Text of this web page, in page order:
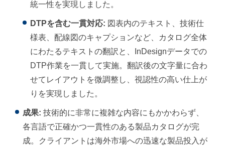
統一性を実現しました。
DTPを含む一貫対応: 図表内のテキスト、技術仕
様表、配線図のキャプションなど、カタログ全体
にわたるテキストの翻訳と、InDesignデータでの
DTP作業を一貫して実施。翻訳後の文字量に合わ
せてレイアウトを微調整し、視認性の高い仕上が
りを実現しました。
成果: 技術的に非常に複雑な内容にもかかわらず、
各言語で正確かつ一貫性のある製品カタログが完
成。クライアントは海外市場への迅速な製品投入が